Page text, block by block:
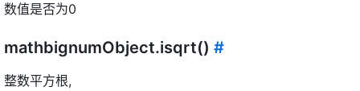
数值是否为0
mathbignumObject.isqrt() #
整数平方根,